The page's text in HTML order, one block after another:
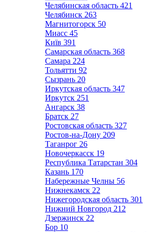
Челябинская область 421
Челябинск 263
Магнитогорск 50
Миасс 45
Київ 391
Самарская область 368
Самара 224
Тольятти 92
Сызрань 20
Иркутская область 347
Иркутск 251
Ангарск 38
Братск 27
Ростовская область 327
Ростов-на-Дону 209
Таганрог 26
Новочеркасск 19
Республика Татарстан 304
Казань 170
Набережные Челны 56
Нижнекамск 22
Нижегородская область 301
Нижний Новгород 212
Дзержинск 22
Бор 10